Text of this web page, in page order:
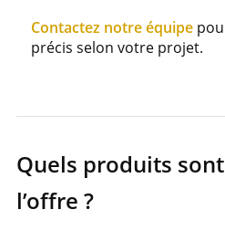
Contactez notre équipe
précis selon votre projet.
Quels produits
l’offre ?